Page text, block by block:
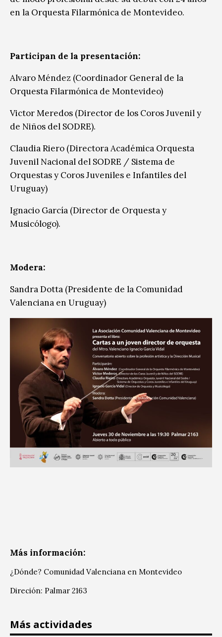
en la Orquesta Filarmónica de Montevideo.
Participan de la presentación:
Alvaro Méndez (Coordinador General de la
Orquesta Filarmónica de Montevideo)
Victor Meredos (Director de los Coros Juvenil y
de Niños del SODRE).
Claudia Riero (Directora Académica Orquesta
Juvenil Nacional del SODRE / Sistema de
Orquestas y Coros Juveniles e Infantiles del
Uruguay)
Ignacio García (Director de Orquesta y
Musicólogo).
Modera:
Sandra Dotta (Presidente de la Comunidad
Valenciana en Uruguay)
Más información:
¿Dónde? Comunidad Valenciana en Montevideo
Direción: Palmar 2163
Más actividades